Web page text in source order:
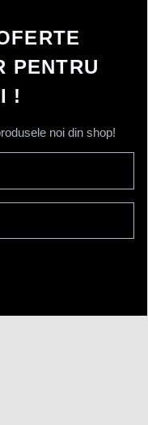
PENTRU
!
noi din shop!